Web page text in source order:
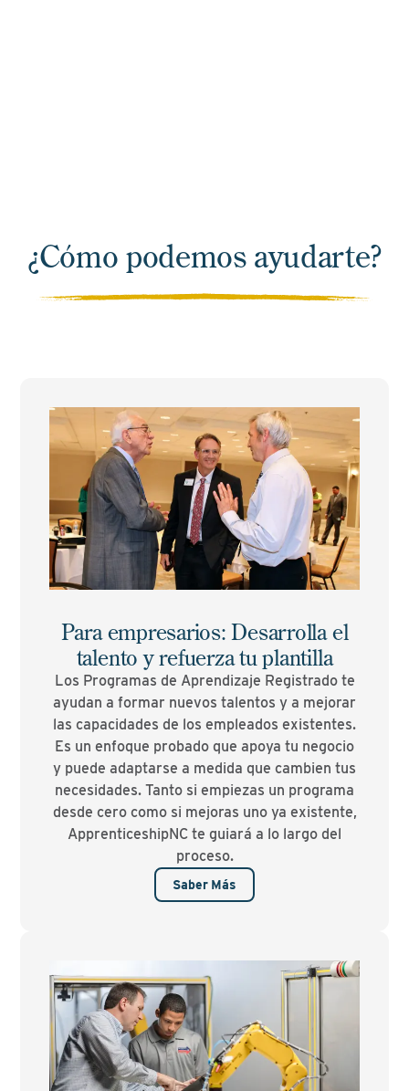
¿Cómo podemos ayudarte?
Para empresarios: Desarrolla el
talento y refuerza tu plantilla
Los Programas de Aprendizaje Registrado te
ayudan a formar nuevos talentos y a mejorar
las capacidades de los empleados existentes.
Es un enfoque probado que apoya tu negocio
y puede adaptarse a medida que cambien tus
necesidades. Tanto si empiezas un programa
desde cero como si mejoras uno ya existente,
ApprenticeshipNC te guiará a lo largo del
proceso.
Saber Más